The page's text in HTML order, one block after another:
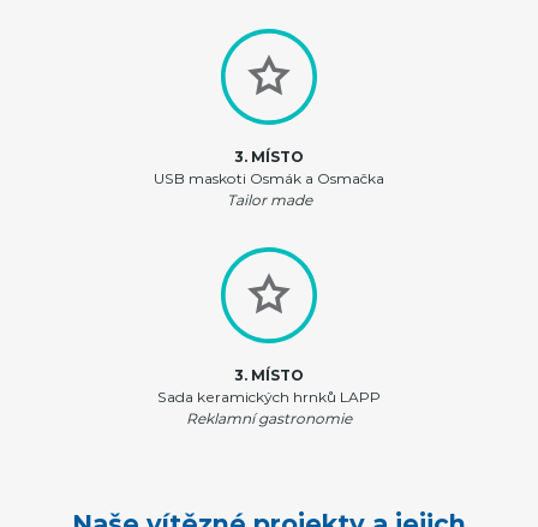
3. MÍSTO
USB maskoti Osmák a Osmačka
Tailor made
3. MÍSTO
Sada keramických hrnků LAPP
Reklamní gastronomie